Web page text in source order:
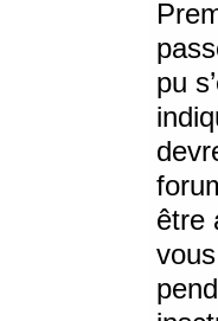
pu
être